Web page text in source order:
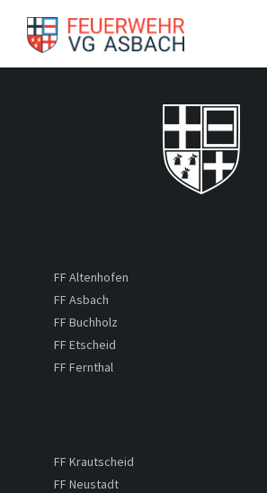
FF Altenhofen
FF Asbach
FF Buchholz
FF Etscheid
FF Fernthal
FF Krautscheid
FF Neustadt